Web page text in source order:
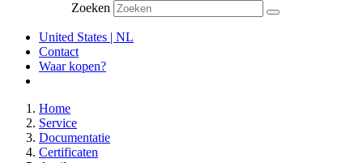
Zoeken
United States | NL
Contact
Waar kopen?
Home
Service
Documentatie
Certificaten